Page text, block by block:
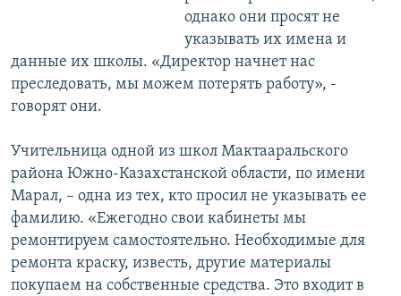
однако они просят не
указывать их имена и
данные их школы. «Директор начнет нас
преследовать, мы можем потерять работу», -
говорят они.
Учительница одной из школ Мактааральского
района Южно-Казахстанской области, по имени
Марал, – одна из тех, кто просил не указывать ее
фамилию. «Ежегодно свои кабинеты мы
ремонтируем самостоятельно. Необходимые для
ремонта краску, известь, другие материалы
покупаем на собственные средства. Это входит в